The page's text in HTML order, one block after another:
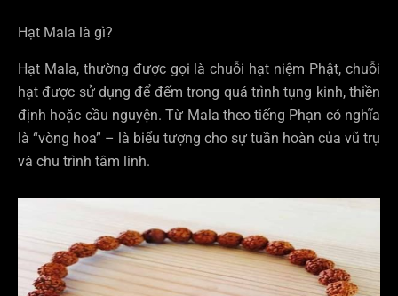
Hạt Mala là gì?
Hạt Mala, thường được gọi là chuỗi hạt niệm Phật, chuỗi
hạt được sử dụng để đếm trong quá trình tụng kinh, thiền
định hoặc cầu nguyện. Từ Mala theo tiếng Phạn có nghĩa
là “vòng hoa” – là biểu tượng cho sự tuần hoàn của vũ trụ
và chu trình tâm linh.